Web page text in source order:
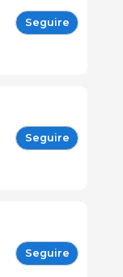
Seguire
Seguire
Seguire